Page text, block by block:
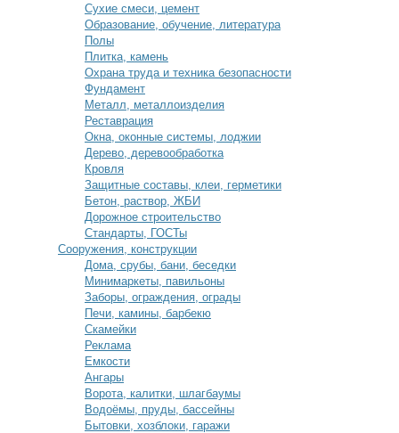
Сухие смеси, цемент
Образование, обучение, литература
Полы
Плитка, камень
Охрана труда и техника безопасности
Фундамент
Металл, металлоизделия
Реставрация
Окна, оконные системы, лоджии
Дерево, деревообработка
Кровля
Защитные составы, клеи, герметики
Бетон, раствор, ЖБИ
Дорожное строительство
Стандарты, ГОСТы
Сооружения, конструкции
Дома, срубы, бани, беседки
Минимаркеты, павильоны
Заборы, ограждения, ограды
Печи, камины, барбекю
Скамейки
Реклама
Емкости
Ангары
Ворота, калитки, шлагбаумы
Водоёмы, пруды, бассейны
Бытовки, хозблоки, гаражи